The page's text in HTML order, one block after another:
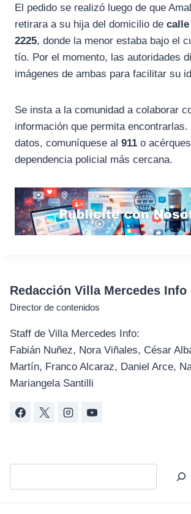
El pedido se realizó luego de que
retirara a su hija del domicilio de
2225, donde la menor estaba bajo el
tío. Por el momento, las autoridades
imágenes de ambas para facilitar su
Se insta a la comunidad a colaborar
información que permita
datos, comuníquese al 911 o
dependencia policial más cercana.
Redacción Villa Mercedes Info
Director de contenidos
Staff de Villa Mercedes Info:
Fabián Nuñez, Nora Viñales, César
Martín, Franco Alcaraz, Daniel Arce,
Mariangela Santilli